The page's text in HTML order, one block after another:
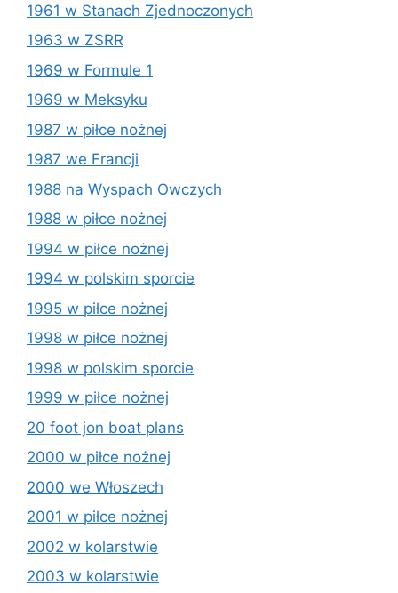
1961 w Stanach Zjednoczonych
1963 w ZSRR
1969 w Formule 1
1969 w Meksyku
1987 w piłce nożnej
1987 we Francji
1988 na Wyspach Owczych
1988 w piłce nożnej
1994 w piłce nożnej
1994 w polskim sporcie
1995 w piłce nożnej
1998 w piłce nożnej
1998 w polskim sporcie
1999 w piłce nożnej
20 foot jon boat plans
2000 w piłce nożnej
2000 we Włoszech
2001 w piłce nożnej
2002 w kolarstwie
2003 w kolarstwie